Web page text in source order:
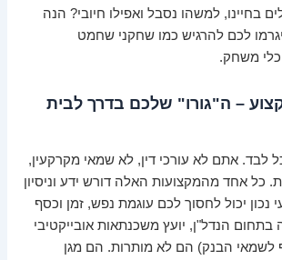
בחיינו, למשהו נסבל ואפילו חיובי? הנה
לכם להרגיש כמו שחקני שחמט
כלי משחק.
מקצוע – ה"גורו" שלכם בדרך לבית
לבד. אתם לא עורכי דין, לא שמאי מקרקעין,
כל אחד מהמקצועות האלה דורש ידע וניסיון
נכון יכול לחסוך לכם עוגמת נפש, זמן וכסף
בתחום הנדל"ן, יועץ משכנתאות אובייקטיבי
לשמאי הבנק) הם לא מותרות. הם מגן